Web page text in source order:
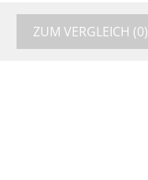
ZUM VERGLEICH (0)